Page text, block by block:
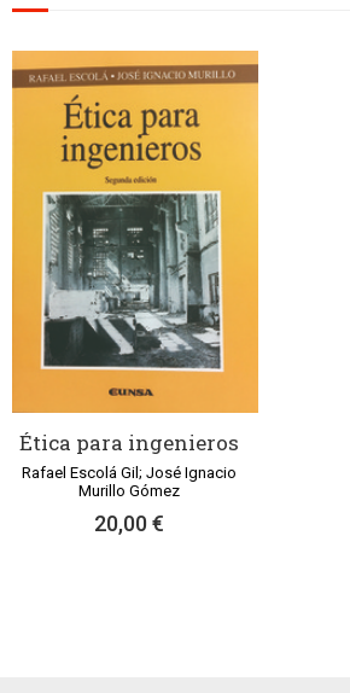
Ética para ingenieros
Rafael Escolá Gil; José Ignacio
Murillo Gómez
20,00 €